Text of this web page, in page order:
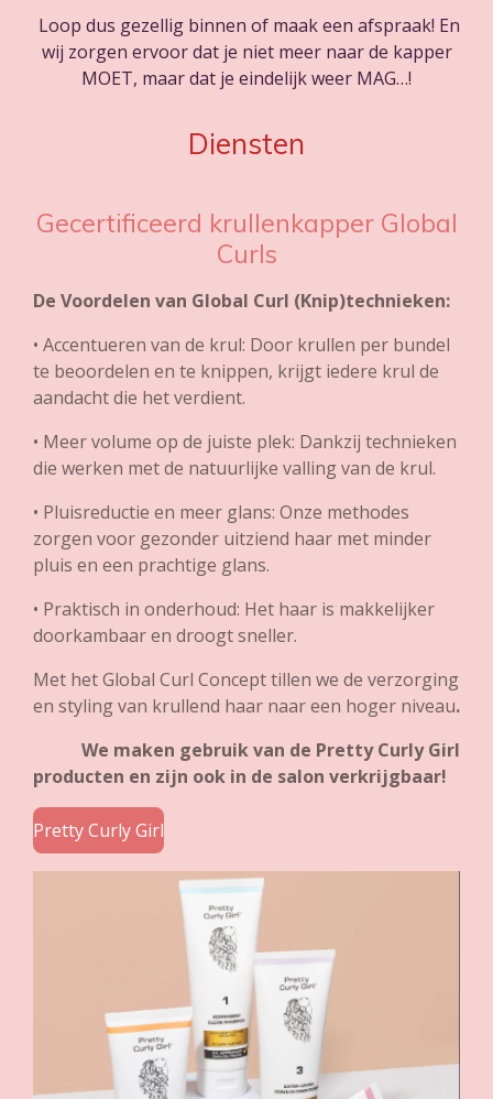
Loop dus gezellig binnen of maak een afspraak! En
wij zorgen ervoor dat je niet meer naar de kapper
MOET, maar dat je eindelijk weer MAG…!
Diensten
Gecertificeerd krullenkapper Global
Curls
De Voordelen van Global Curl (Knip)technieken:
• Accentueren van de krul: Door krullen per bundel
te beoordelen en te knippen, krijgt iedere krul de
aandacht die het verdient.
• Meer volume op de juiste plek: Dankzij technieken
die werken met de natuurlijke valling van de krul.
• Pluisreductie en meer glans: Onze methodes
zorgen voor gezonder uitziend haar met minder
pluis en een prachtige glans.
• Praktisch in onderhoud: Het haar is makkelijker
doorkambaar en droogt sneller.
Met het Global Curl Concept tillen we de verzorging
en styling van krullend haar naar een hoger niveau.
We maken gebruik van de Pretty Curly Girl
producten en zijn ook in de salon verkrijgbaar!
Pretty Curly Girl